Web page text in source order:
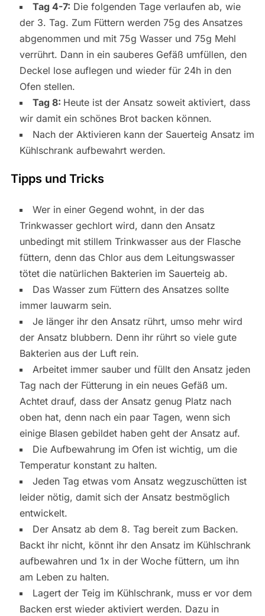
Tag 4-7: Die folgenden Tage verlaufen ab, wie
der 3. Tag. Zum Füttern werden 75g des Ansatzes
abgenommen und mit 75g Wasser und 75g Mehl
verrührt. Dann in ein sauberes Gefäß umfüllen, den
Deckel lose auflegen und wieder für 24h in den
Ofen stellen.
Tag 8: Heute ist der Ansatz soweit aktiviert, dass
wir damit ein schönes Brot backen können.
Nach der Aktivieren kann der Sauerteig Ansatz im
Kühlschrank aufbewahrt werden.
Tipps und Tricks
Wer in einer Gegend wohnt, in der das
Trinkwasser gechlort wird, dann den Ansatz
unbedingt mit stillem Trinkwasser aus der Flasche
füttern, denn das Chlor aus dem Leitungswasser
tötet die natürlichen Bakterien im Sauerteig ab.
Das Wasser zum Füttern des Ansatzes sollte
immer lauwarm sein.
Je länger ihr den Ansatz rührt, umso mehr wird
der Ansatz blubbern. Denn ihr rührt so viele gute
Bakterien aus der Luft rein.
Arbeitet immer sauber und füllt den Ansatz jeden
Tag nach der Fütterung in ein neues Gefäß um.
Achtet drauf, dass der Ansatz genug Platz nach
oben hat, denn nach ein paar Tagen, wenn sich
einige Blasen gebildet haben geht der Ansatz auf.
Die Aufbewahrung im Ofen ist wichtig, um die
Temperatur konstant zu halten.
Jeden Tag etwas vom Ansatz wegzuschütten ist
leider nötig, damit sich der Ansatz bestmöglich
entwickelt.
Der Ansatz ab dem 8. Tag bereit zum Backen.
Backt ihr nicht, könnt ihr den Ansatz im Kühlschrank
aufbewahren und 1x in der Woche füttern, um ihn
am Leben zu halten.
Lagert der Teig im Kühlschrank, muss er vor dem
Backen erst wieder aktiviert werden. Dazu in